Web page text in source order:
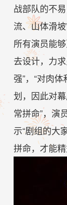
战部队的不
流、山体滑
所有演员能
去设计，力
强”，“对肉
划，因此对
常拼命”，演
示“剧组的大
拼命，才能